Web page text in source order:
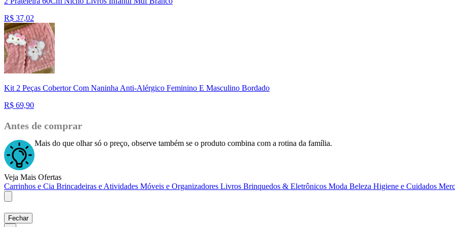
R$ 37,02
Kit 2 Peças Cobertor Com Naninha Anti-Alérgico Feminino E Masculino Bordado
R$ 69,90
Antes de comprar
Mais do que olhar só o preço, observe também se o produto combina com a rotina da família.
Veja Mais Ofertas
Carrinhos e Cia Brincadeiras e Atividades Móveis e Organizadores Livros Brinquedos & Eletrônicos Moda Beleza Higiene e Cuidados
Fechar